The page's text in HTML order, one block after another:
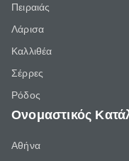
Πειραιάς
Λάρισα
Καλλιθέα
Σέρρες
Ρόδος
Ονομαστικός
Αθήνα